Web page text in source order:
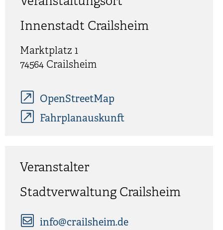
Innenstadt Crailsheim
Marktplatz 1
74564 Crailsheim
OpenStreetMap
Fahrplanauskunft
Veranstalter
Stadtverwaltung Crailsheim
info@crailsheim.de